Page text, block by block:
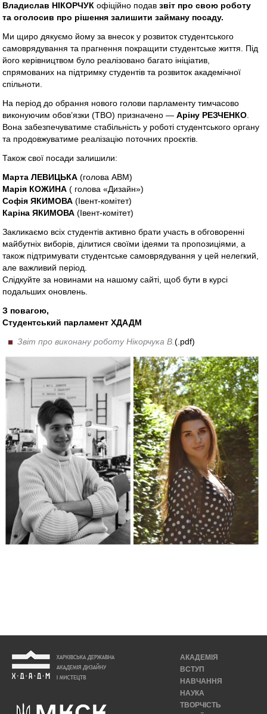
Владислав НІКОРЧУК офіційно подавзвіт про свою роботу
та оголосив про рішення залишити займану посаду.
Ми щиро дякуємо йому за внесок у розвиток студентського
самоврядування та прагнення покращити студентське життя. Під
його керівництвом було реалізовано багато ініціатив,
спрямованих на підтримку студентів та розвиток академічної
спільноти.
На період до обрання нового голови парламенту тимчасово
виконуючим обов’язки (ТВО) призначено —Аріну РЕЗЧЕНКО.
Вона забезпечуватиме стабільність у роботі студентського органу
та продовжуватиме реалізацію поточних проєктів.
Також свої посади залишили:
Марта ЛЕВИЦЬКА (голова АВМ)
Марія КОЖИНА ( голова «Дизайн»)
Софія ЯКИМОВА (Івент-комітет)
Каріна ЯКИМОВА (Івент-комітет)
Закликаємо всіх студентів активно брати участь в обговоренні
майбутніх виборів, ділитися своїми ідеями та пропозиціями, а
також підтримувати студентське самоврядування у цей нелегкий,
але важливий період.
Слідкуйте за новинами на нашому сайті, щоб бути в курсі
подальших оновлень.
З повагою,
Студентський парламент ХДАДМ
Звіт про виконану роботу Нікорчука В.(.pdf)
АКАДЕМІЯ
ВСТУП
НАВЧАННЯ
НАУКА
ТВОРЧІСТЬ